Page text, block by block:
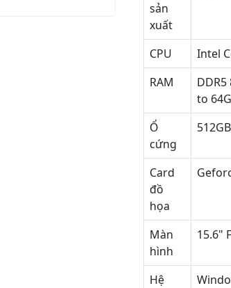
sản
xuất
CPU
Intel
RAM
DDR5
to
Ổ
cứng
Card
đồ
họa
Màn
hình
15.6"
Hệ